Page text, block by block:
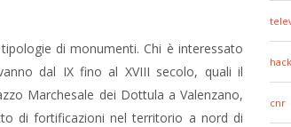
cnr
di monumenti. Chi è interessato
dal IX fino al XVIII secolo, quali il
Marchesale dei Dottula a Valenzano,
di fortificazioni nel territorio a nord di